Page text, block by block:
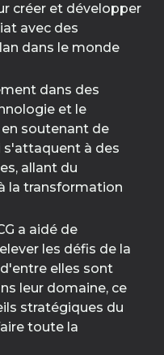
créer et développer
avec des
dans le monde
dans des
et le
soutenant de
s'attaquent à des
allant du
la transformation
a aidé de
les défis de la
elles sont
leur domaine, ce
stratégiques du
toute la